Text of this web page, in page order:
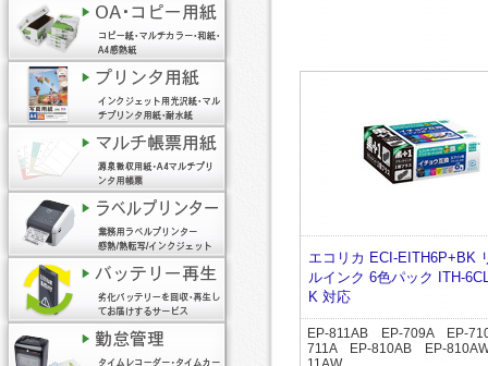
エコリカ ECI-EITH6P+BK
ルインク 6色パック ITH-
K 対応
EP-811AB EP-709A EP-
711A EP-810AB EP-